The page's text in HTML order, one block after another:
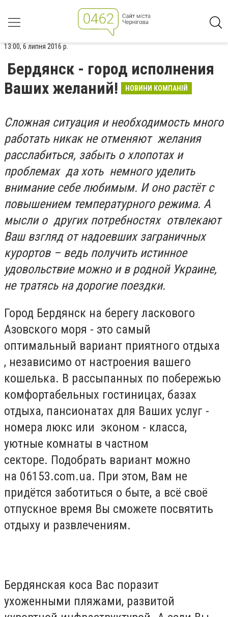
13:00, 6 липня 2016 р.
Бердянск - город исполнения
Ваших желаний!
НОВИНИ КОМПАНІЙ
Сложная ситуация и необходимость много
работать никак не отменяют желания
расслабиться, забыть о хлопотах и
проблемах да хоть немного уделить
внимание себе любимым. И оно растёт с
повышением температурного режима. А
мысли о других потребностях отвлекают
Ваш взгляд от надоевших заграничных
курортов – ведь получить истинное
удовольствие можно и в родной Украине,
не тратясь на дорогие поездки.
Город Бердянск на берегу ласкового
Азовского моря - это самый
оптимальный вариант приятного отдыха
, независимо от настроения вашего
кошелька. В рассыпанных по побережью
комфортабельных гостиницах, базах
отдыха, пансионатах для Ваших услуг -
номера люкс или эконом - класса,
уютные комнаты в частном
секторе. Подобрать вариант можно
на 06153.com.ua. При этом, Вам не
придётся заботиться о быте, а всё своё
отпускное время Вы сможете посвятить
отдыху и развлечениям.
Бердянская коса Вас поразит
ухоженными пляжами, развитой